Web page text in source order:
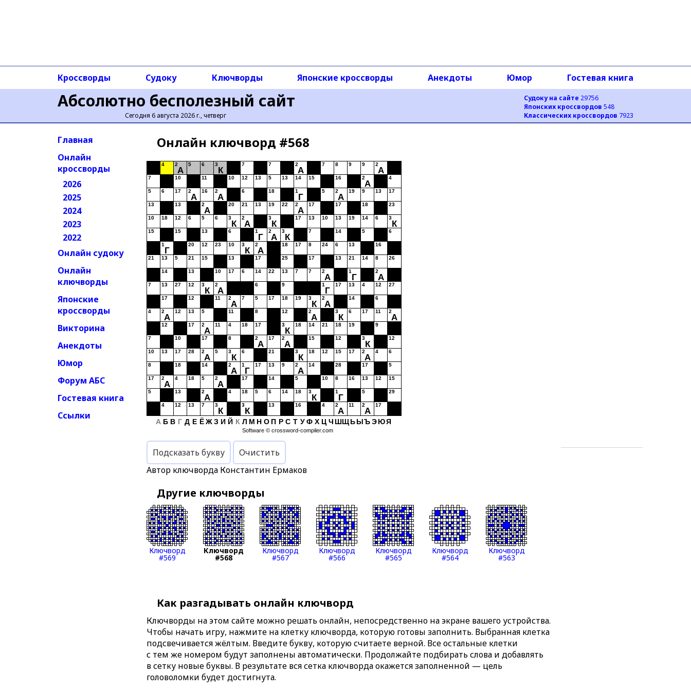
Абсолютно бесполезный сайт
Сегодня 6 августа 2026 г., четверг
Судоку на сайте 29756
Японских кроссвордов 548
Классических кроссвордов 7923
Кроссворды Судоку Ключворды Японские кроссворды Анекдоты Юмор Гостевая книга
Главная
Онлайн
кроссворды
2026
2025
2024
2023
2022
Онлайн судоку
Онлайн
ключворды
Японские
кроссворды
Викторина
Анекдоты
Юмор
Форум АБС
Гостевая книга
Ссылки
Онлайн ключворд #568
4 2
А
5 6 3
К
7 7 2
А
7 8 9 9 2
А
7 10 11 10 12 13 5 13 14 15 16 2
А
4
5 6 17 2
А
16 2
А
6 18 1
Г
5 2
А
19 9 13 17
13 13 2
А
20 21 13 19 22 2
А
17 17 18 23
10 18 12 6 5 6 3
К
2
А
3
К
17 13 10 13 19 14 6 3
К
15 15 13 6 1
Г
2
А
3
К
7 14 5 6
1
Г
20 12 23 10 3
К
2
А
18 17 8 24 6 13 16
21 13 5 21 15 13 17 25 17 13 21 14 8 26
14 13 10 17 6 14 22 13 7 7 2
А
1
Г
2
А
7 13 27 12 3
К
2
А
6 9 1
Г
17 13 4 12 27
17 12 11 2
А
7 5 17 18 19 3
К
2
А
14 6
4 2
А
12 13 5 11 8 12 2
А
3
К
6 17 11 2
А
12 17 2
А
11 4 18 17 3
К
18 14 21 18 19 9
7 10 17 8 2
А
17 2
А
15 12 3
К
12
10 13 17 28 2
А
5 3
К
6 21 3
К
18 12 15 17 2
А
4 6
8 18 14 2
А
1
Г
17 13 9 2
А
14 28 17 5
17 2
А
4 18 5 2
А
17 14 5 10 8 16 13 12 15
5 13 2
А
4 18 5 6 14 18 3
К
1
Г
5 29
4 12 13 7 3
К
3
К
13 16 4 2
А
11 2
А
17
А Б В Г Д Е ЁЖЗ И Й К Л М Н О П Р С Т У Ф Х Ц Ч ШЩЬЫЪ ЭЮЯ
Software ©crossword-compiler.com
Подсказать букву
Очистить
Автор ключворда Константин Ермаков
Другие ключворды
Ключворд
#569
Ключворд
#568
Ключворд
#567
Ключворд
#566
Ключворд
#565
Ключворд
#564
Ключворд
#563
Как разгадывать онлайн ключворд
Ключворды на этом сайте можно решать онлайн, непосредственно на экране вашего устройства.
Чтобы начать игру, нажмите на клетку ключворда, которую готовы заполнить. Выбранная клетка
подсвечивается жёлтым. Введите букву, которую считаете верной. Все остальные клетки
с тем же номером будут заполнены автоматически. Продолжайте подбирать слова и добавлять
в сетку новые буквы. В результате вся сетка ключворда окажется заполненной — цель
головоломки будет достигнута.